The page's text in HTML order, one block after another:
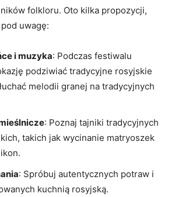
folkloru. Oto kilka propozycji,
uwagę:
i muzyka:‌ Podczas festiwalu
podziwiać tradycyjne rosyjskie⁢
melodii granej⁢ na tradycyjnych
: Poznaj tajniki‍ tradycyjnych
takich⁢ jak wycinanie matryoszek
: Spróbuj‌ autentycznych ⁢potraw ​i
kuchnią rosyjską.